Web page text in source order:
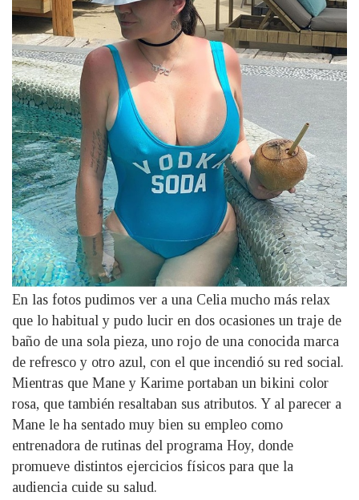
En las fotos pudimos ver a una Celia mucho más relax
que lo habitual y pudo lucir en dos ocasiones un traje de
baño de una sola pieza, uno rojo de una conocida marca
de refresco y otro azul, con el que incendió su red social.
Mientras que Mane y Karime portaban un bikini color
rosa, que también resaltaban sus atributos. Y al parecer a
Mane le ha sentado muy bien su empleo como
entrenadora de rutinas del programa Hoy, donde
promueve distintos ejercicios físicos para que la
audiencia cuide su salud.